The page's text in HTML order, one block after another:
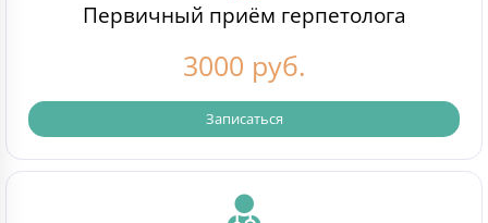
Первичный приём герпетолога
3000 руб.
Записаться